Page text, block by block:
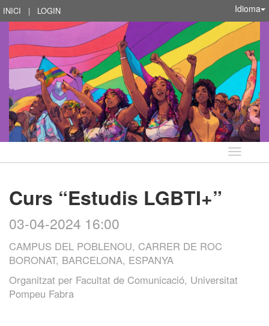
INICI | LOGIN Idioma
Idioma
Curs “Estudis LGBTI+”
03-04-2024 16:00
CAMPUS DEL POBLENOU, CARRER DE ROC
BORONAT, BARCELONA, ESPANYA
Organitzat per Facultat de Comunicació, Universitat
Pompeu Fabra